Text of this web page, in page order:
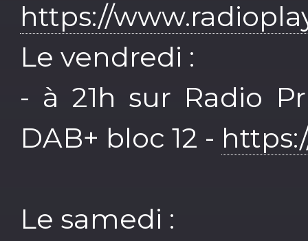
https://
Le vendredi :
- à 21h sur Radio
DAB+ bloc 12 -
Le samedi :